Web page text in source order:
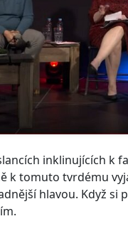
inklinujících k
k tomuto tvrdému
hlavou. Když